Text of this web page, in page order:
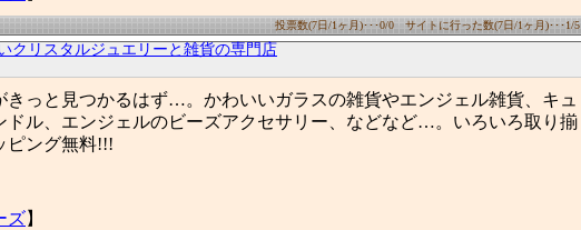
投票数(7日/1ヶ月)･･･0/0 サイトに行った数(7日/1ヶ月)･･･1/5
クリスタルジュエリーと雑貨の専門店
きっと見つかるはず…。かわいいガラスの雑貨やエンジェル雑貨、キュ
ドル、エンジェルのビーズアクセサリー、などなど…。いろいろ取り揃
ピング無料!!!
ズ 】